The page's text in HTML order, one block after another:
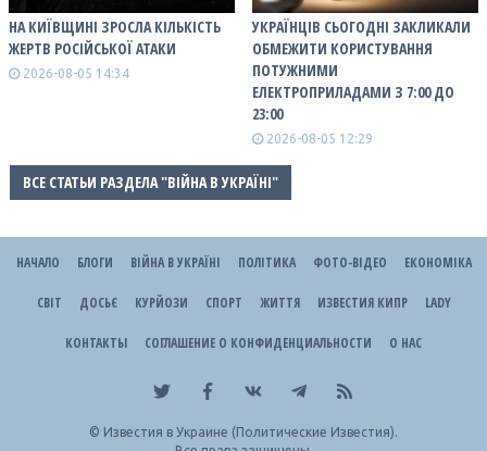
НА КИЇВЩИНІ ЗРОСЛА КІЛЬКІСТЬ
ЖЕРТВ РОСІЙСЬКОЇ АТАКИ
2026-08-05 14:34
УКРАЇНЦІВ СЬОГОДНІ ЗАКЛИКАЛИ
ОБМЕЖИТИ КОРИСТУВАННЯ
ПОТУЖНИМИ
ЕЛЕКТРОПРИЛАДАМИ З 7:00 ДО
23:00
2026-08-05 12:29
ВСЕ СТАТЬИ РАЗДЕЛА "ВІЙНА В УКРАЇНІ"
НАЧАЛО БЛОГИ ВІЙНА В УКРАЇНІ ПОЛІТИКА ФОТО-ВІДЕО ЕКОНОМІКА
СВІТ ДОСЬЄ КУРЙОЗИ СПОРТ ЖИТТЯ ИЗВЕСТИЯ КИПР LADY
КОНТАКТЫ СОГЛАШЕНИЕ О КОНФИДЕНЦИАЛЬНОСТИ О НАС
© Известия в Украине (Политические Известия).